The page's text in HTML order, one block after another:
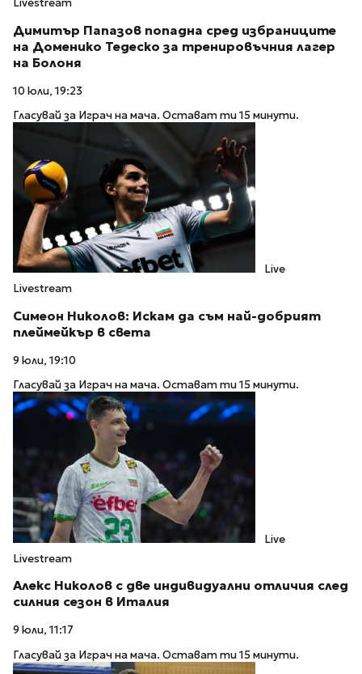
Livestream
Димитър Папазов попадна сред избраниците
на Доменико Тедеско за тренировъчния лагер
на Болоня
10 юли, 19:23
Гласувай за Играч на мача. Остават ти 15 минути.
Live
Livestream
Симеон Николов: Искам да съм най-добрият
плеймейкър в света
9 юли, 19:10
Гласувай за Играч на мача. Остават ти 15 минути.
Live
Livestream
Алекс Николов с две индивидуални отличия след
силния сезон в Италия
9 юли, 11:17
Гласувай за Играч на мача. Остават ти 15 минути.